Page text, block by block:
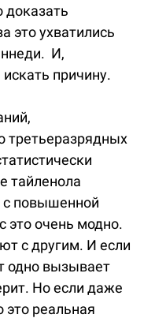
доказать
это ухватились
И,
причину.
третьеразрядных
тайленола
повышенной
это очень модно.
с другим. И если
одно вызывает
Но если даже
это реальная